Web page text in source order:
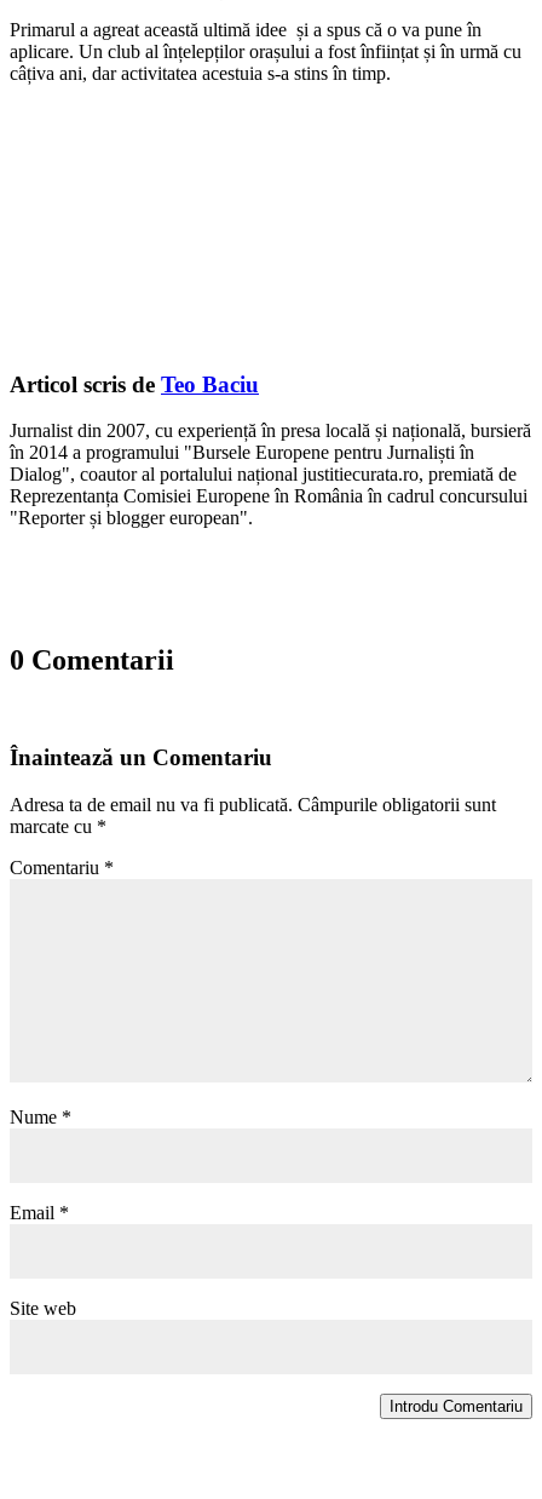
Primarul a agreat această ultimă idee și a spus că o va pune în
aplicare. Un club al înțelepților orașului a fost înființat și în urmă cu
câțiva ani, dar activitatea acestuia s-a stins în timp.
Articol scris de Teo Baciu
Jurnalist din 2007, cu experiență în presa locală și națională, bursieră
în 2014 a programului "Bursele Europene pentru Jurnaliști în
Dialog", coautor al portalului național justitiecurata.ro, premiată de
Reprezentanța Comisiei Europene în România în cadrul concursului
"Reporter și blogger european".
0 Comentarii
Înaintează un Comentariu
Adresa ta de email nu va fi publicată. Câmpurile obligatorii sunt
marcate cu *
Comentariu *
Nume *
Email *
Site web
Introdu Comentariu